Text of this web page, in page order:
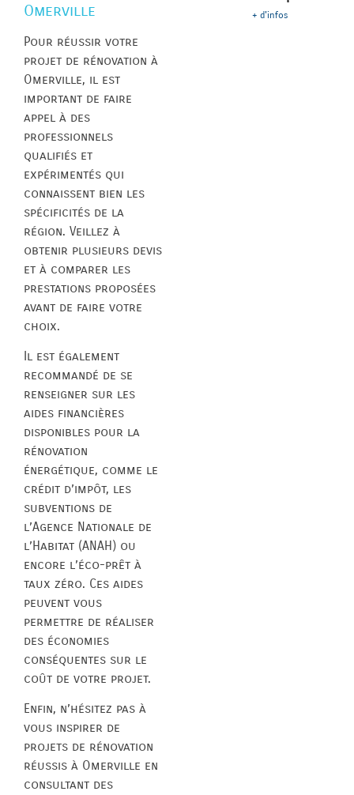
Omerville
Pour réussir votre
projet de rénovation à
Omerville, il est
important de faire
appel à des
professionnels
qualifiés et
expérimentés qui
connaissent bien les
spécificités de la
région. Veillez à
obtenir plusieurs devis
et à comparer les
prestations proposées
avant de faire votre
choix.
Il est également
recommandé de se
renseigner sur les
aides financières
disponibles pour la
rénovation
énergétique, comme le
crédit d’impôt, les
subventions de
l’Agence Nationale de
l’Habitat (ANAH) ou
encore l’éco-prêt à
taux zéro. Ces aides
peuvent vous
permettre de réaliser
des économies
conséquentes sur le
coût de votre projet.
Enfin, n’hésitez pas à
vous inspirer de
projets de rénovation
réussis à Omerville en
consultant des
+ d'infos